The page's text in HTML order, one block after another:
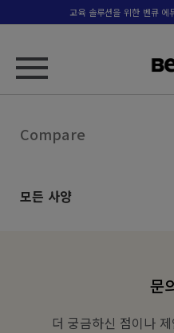
교육 솔루션을 위한 벤큐 에
Compare
모든 사양
문
더 궁금하신 점이나